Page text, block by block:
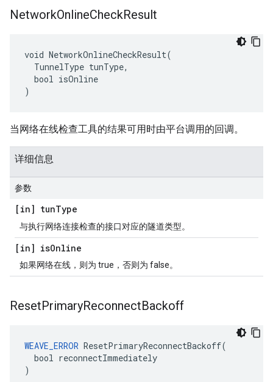
NetworkOnlineCheckResult
void NetworkOnlineCheckResult(
  TunnelType tunType,
  bool isOnline
)
当网络在线检查工具的结果可用时由平台调用的回调。
详细信息
参数
[in] tunType
与执行网络连接检查的接口对应的隧道类型。
[in] isOnline
如果网络在线，则为 true，否则为 false。
ResetPrimaryReconnectBackoff
WEAVE_ERROR ResetPrimaryReconnectBackoff(
  bool reconnectImmediately
)